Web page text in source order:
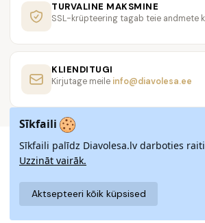
TURVALINE MAKSMINE
SSL-krüpteering tagab teie andmete
KLIENDITUGI
Kirjutage meile info@diavolesa.ee
Sīkfaili
Sīkfaili palīdz Diavolesa.lv darboties
Uzzināt vairāk.
Aktsepteeri kõik küpsised